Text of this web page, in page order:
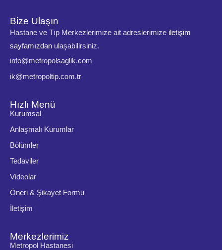
Bize Ulaşın
Hastane ve Tıp Merkezlerimize ait adreslerimize iletişim
sayfamızdan ulaşabilirsiniz.
info@metropolsaglik.com
ik@metropoltip.com.tr
Hızlı Menü
Kurumsal
Anlaşmalı Kurumlar
Bölümler
Tedaviler
Videolar
Öneri & Şikayet Formu
İletişim
Merkezlerimiz
Metropol Hastanesi